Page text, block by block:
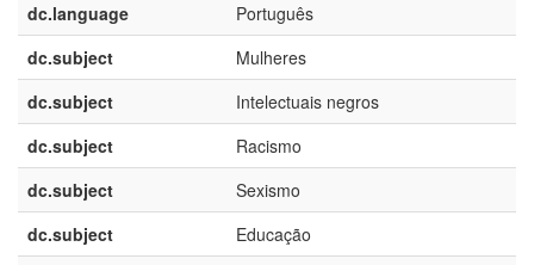
dc.language
Português
dc.subject
Mulheres
dc.subject
Intelectuais negros
dc.subject
Racismo
dc.subject
Sexismo
dc.subject
Educação